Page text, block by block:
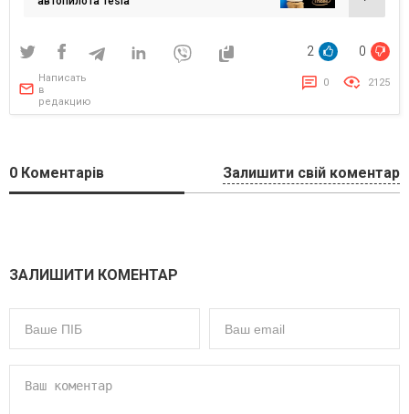
2 0
Написать
в
редакцию
0 2125
0 Коментарів Залишити свій коментар
ЗАЛИШИТИ КОМЕНТАР